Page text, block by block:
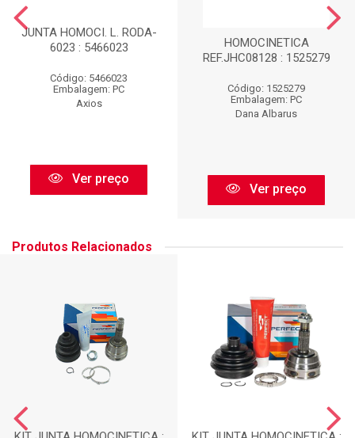
JUNTA HOMOCI. L. RODA-
6023 : 5466023
Código: 5466023
Embalagem: PC
Axios
Ver preço
HOMOCINETICA
REF.JHC08128 : 1525279
Código: 1525279
Embalagem: PC
Dana Albarus
Ver preço
Produtos Relacionados